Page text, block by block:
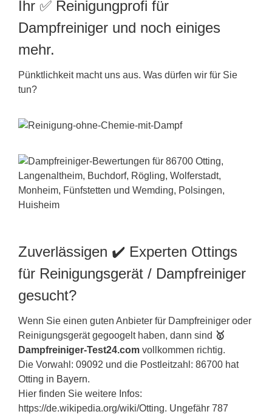
Ihr ✅ Reinigungprofi für
Dampfreiniger und noch einiges
mehr.
Pünktlichkeit macht uns aus. Was dürfen wir für Sie
tun?
Zuverlässigen ✔️ Experten Ottings
für Reinigungsgerät / Dampfreiniger
gesucht?
Wenn Sie einen guten Anbieter für Dampfreiniger oder
Reinigungsgerät gegoogelt haben, dann sind 🥇
Dampfreiniger-Test24.com vollkommen richtig.
Die Vorwahl: 09092 und die Postleitzahl: 86700 hat
Otting in Bayern.
Hier finden Sie weitere Infos:
https://de.wikipedia.org/wiki/Otting. Ungefähr 787